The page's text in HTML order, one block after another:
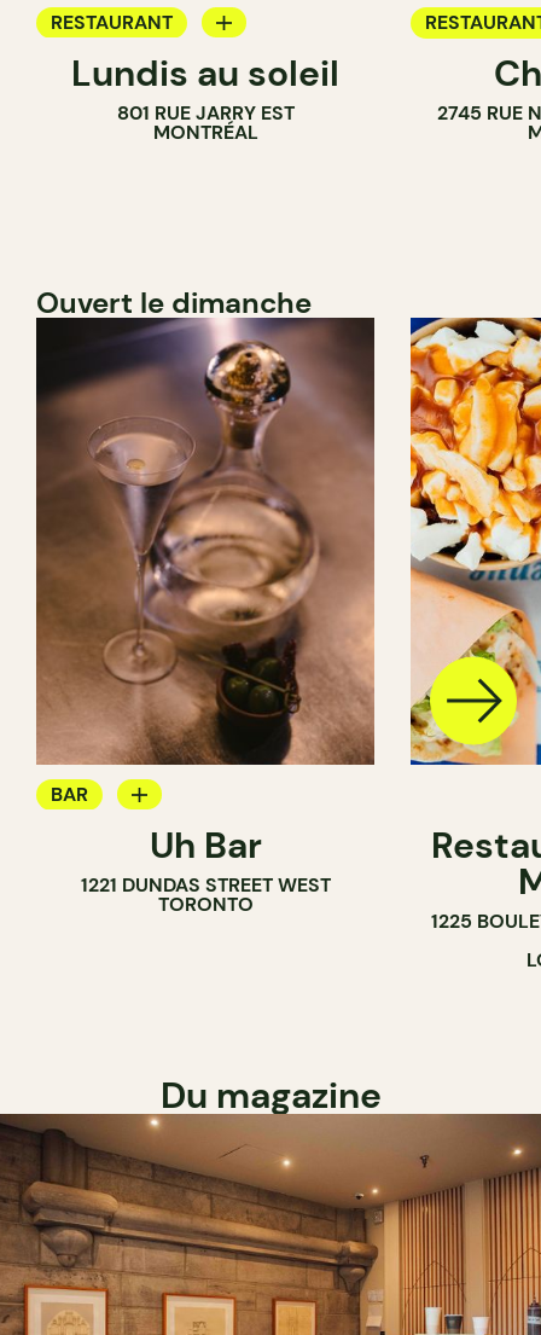
RESTAURANT
BAR À VIN
Lundis au soleil
801 RUE JARRY EST
MONTRÉAL
2745 RUE
Ouvert le dimanche
BAR
BAR À COCKTAILUh Bar
1221 DUNDAS STREET WEST
TORONTO
1225
Du magazine